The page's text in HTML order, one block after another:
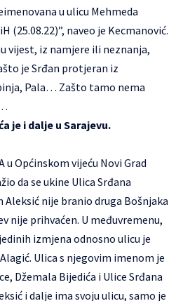
u ulicu Mehmeda
(25.08.22)”, naveo je Kecmanović.
vijest, iz namjere ili neznanja,
je Srđan protjeran iz
Pala… Zašto tamo nema
je i dalje u Sarajevu.
u Općinskom vijeću Novi Grad
da se ukine Ulica Srđana
Aleksić nije branio druga Bošnjaka
nije prihvaćen. U međuvremenu,
izmjena odnosno ulicu je
Ulica s njegovim imenom je
Džemala Bijedića i Ulice Srđana
i dalje ima svoju ulicu, samo je